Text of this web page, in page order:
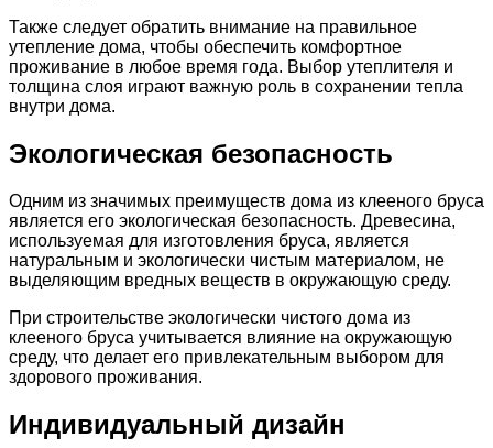
Также следует обратить внимание на правильное
утепление дома, чтобы обеспечить комфортное
проживание в любое время года. Выбор утеплителя и
толщина слоя играют важную роль в сохранении тепла
внутри дома.
Экологическая безопасность
Одним из значимых преимуществ дома из клееного бруса
является его экологическая безопасность. Древесина,
используемая для изготовления бруса, является
натуральным и экологически чистым материалом, не
выделяющим вредных веществ в окружающую среду.
При строительстве экологически чистого дома из
клееного бруса учитывается влияние на окружающую
среду, что делает его привлекательным выбором для
здорового проживания.
Индивидуальный дизайн